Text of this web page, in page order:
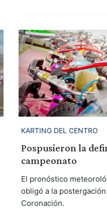
KARTING DEL CENTRO
Pospusieron la
campeonato
El pronóstico
obligó a la
Coronación.